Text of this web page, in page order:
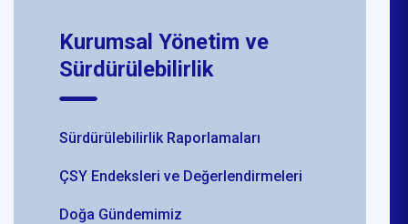
Kurumsal Yönetim ve
Sürdürülebilirlik
Sürdürülebilirlik Raporlamaları
ÇSY Endeksleri ve Değerlendirmeleri
Doğa Gündemimiz